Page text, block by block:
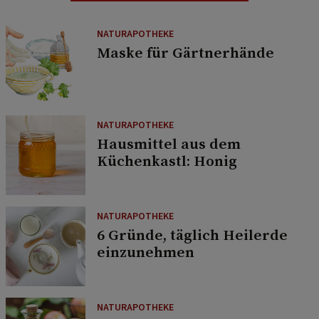
NATURAPOTHEKE
Maske für Gärtnerhände
NATURAPOTHEKE
Hausmittel aus dem
Küchenkastl: Honig
NATURAPOTHEKE
6 Gründe, täglich Heilerde
einzunehmen
NATURAPOTHEKE